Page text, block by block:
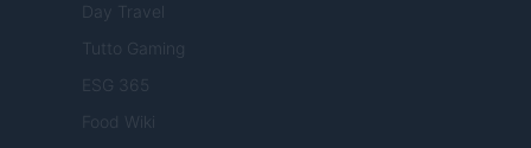
Day Travel
Tutto Gaming
ESG 365
Food Wiki